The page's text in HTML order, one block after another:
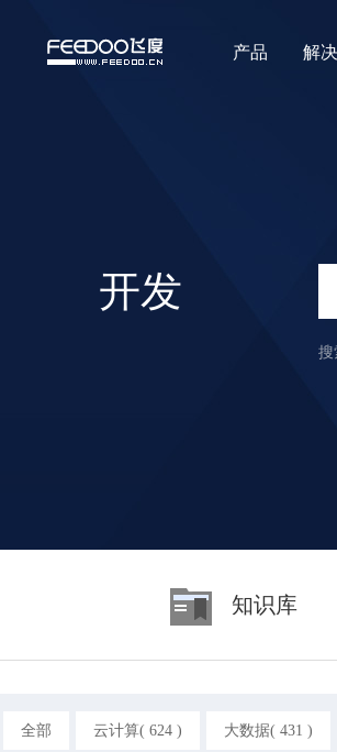
产品 解
开发
知识库
全部 云计算( 624 ) 大数据( 431 )